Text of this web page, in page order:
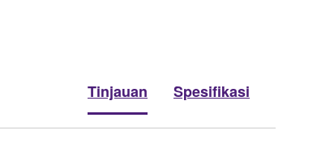
Tinjauan Spesifikasi